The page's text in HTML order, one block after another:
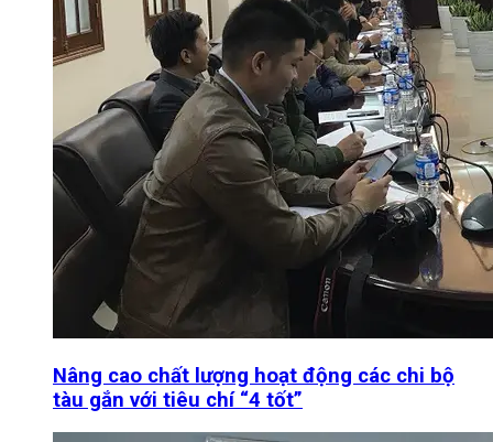
Nâng cao chất lượng hoạt động các chi bộ
tàu gắn với tiêu chí “4 tốt”